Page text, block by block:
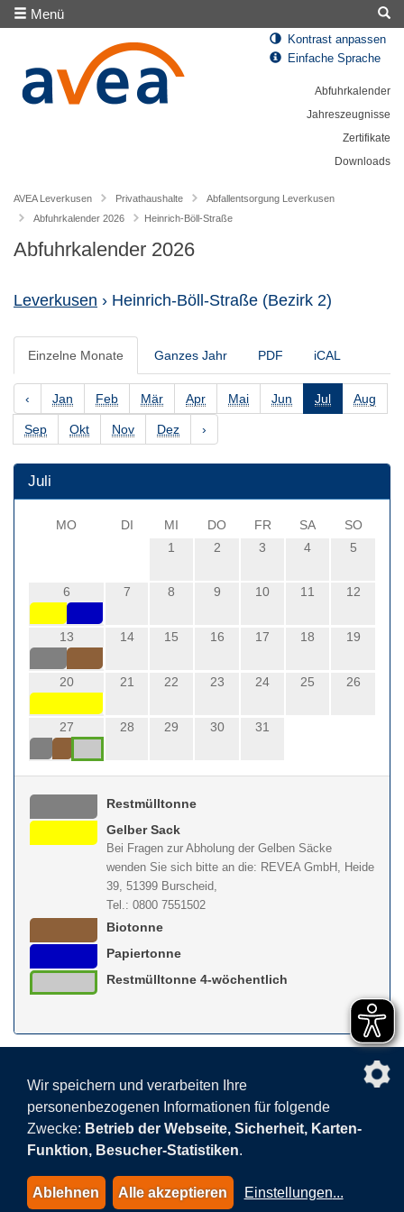
Menü
Kontrast anpassen
Einfache Sprache
Abfuhrkalender
Jahreszeugnisse
Zertifikate
Downloads
AVEA Leverkusen Privathaushalte
Abfallentsorgung Leverkusen
Abfuhrkalender 2026
Heinrich-Böll-Straße
Abfuhrkalender 2026
Leverkusen › Heinrich-Böll-Straße (Bezirk 2)
Einzelne Monate Ganzes Jahr PDF iCAL
‹ Jan Feb Mär Apr Mai Jun Jul Aug
Sep Okt Nov Dez ›
Juli
MO DI MI DO FR SA
SO
1
2 3 4 5
6 7 8 9 10 11 12
13 14 15 16 17 18 19
20 21 22 23 24 25 26
27 28 29 30 31
Restmülltonne
Gelber Sack
Bei Fragen zur Abholung der Gelben Säcke
wenden Sie sich bitte an die: REVEA GmbH, Heide
39, 51399 Burscheid,
Tel.: 0800 7551502
Biotonne
Papiertonne
Restmülltonne 4-wöchentlich
nach
Impressum
© 2015-2026 AVEA GmbH & Co. KG
Wir speichern und verarbeiten Ihre
personenbezogenen Informationen für folgende
Zwecke: Betrieb der Webseite, Sicherheit, Karten-
Funktion, Besucher-Statistiken.
Ablehnen Alle akzeptieren Einstellungen...